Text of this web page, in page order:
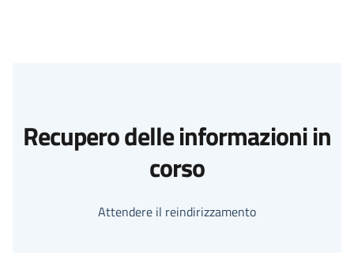
Recupero delle informazioni in
corso
Attendere il reindirizzamento